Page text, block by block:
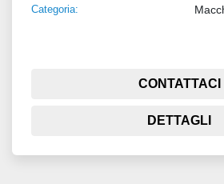
Categoria:
CONTATTACI
DETTAGLI